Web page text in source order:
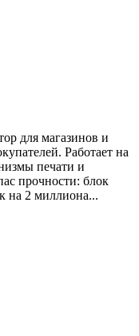
для магазинов и
Работает на
печати и
прочности: блок
на 2 миллиона...